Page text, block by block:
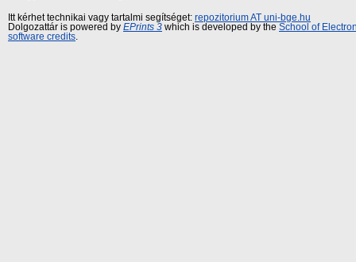
Itt kérhet technikai vagy tartalmi segítséget: repozitorium AT uni-bge.hu
Dolgozattár is powered by EPrints 3 which is developed by the School of
software credits